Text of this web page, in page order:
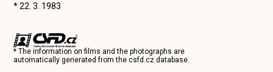
* 22. 3. 1983
* The information on films and the photographs are
automatically generated from thecsfd.cz database.